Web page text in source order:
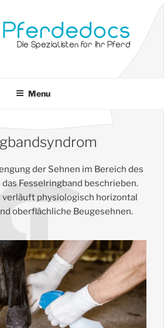
Pferdedocs
Die Spezialisten für ihr Pferd
Menu
der Sehnen im Bereich des
Fesselringband beschrieben.
verläuft physiologisch horizontal
oberflächliche Beugesehnen.